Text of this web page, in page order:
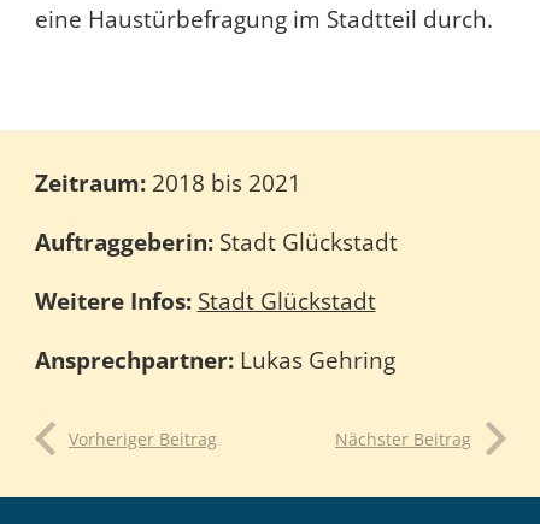
eine Haustürbefragung im Stadtteil durch.
Zeitraum:2018 bis 2021
Auftraggeberin:Stadt Glückstadt
Weitere Infos: Stadt Glückstadt
Ansprechpartner:Lukas Gehring
Vorheriger Beitrag Nächster Beitrag